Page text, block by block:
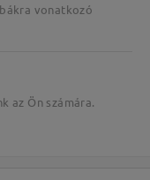
vonatkozó
az Ön számára.